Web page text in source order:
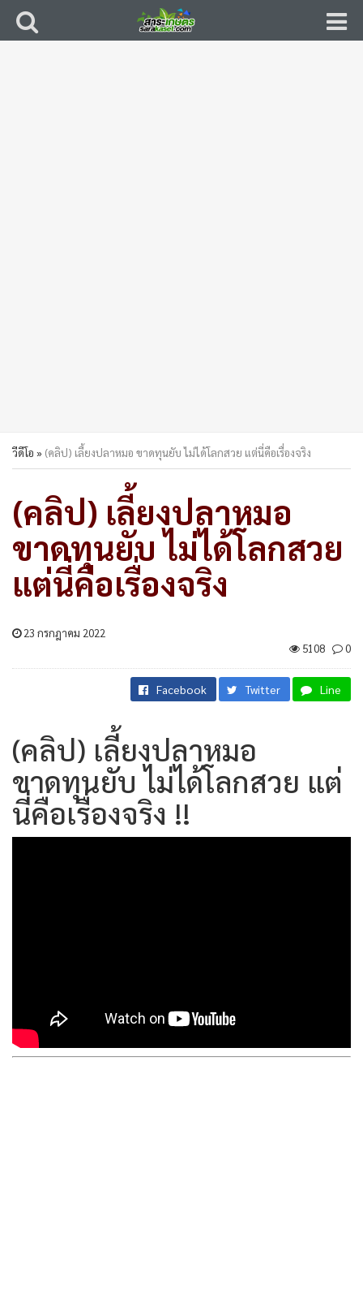
วีดีโอ » (คลิป) เลี้ยงปลาหมอ ขาดทุนยับ ไม่ได้โลกสวย แต่นี่คือเรื่องจริง
(คลิป) เลี้ยงปลาหมอ
ขาดทุนยับ ไม่ได้โลกสวย
แต่นี่คือเรื่องจริง
23 กรกฎาคม 2022
5108
0
Facebook Twitter Line
(คลิป) เลี้ยงปลาหมอ
ขาดทุนยับ ไม่ได้โลกสวย แต่
นี่คือเรื่องจริง !!